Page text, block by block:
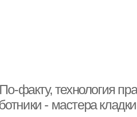
факту, технология
- мастера